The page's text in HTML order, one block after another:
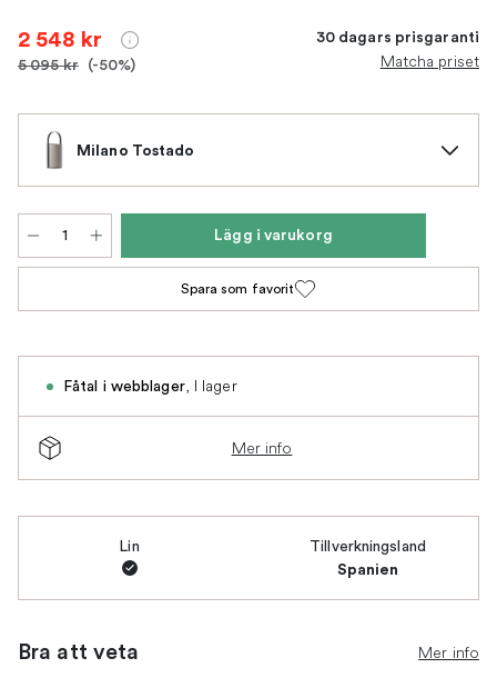
2 548 kr
5 095 kr (-50%)
30 dagars prisgaranti
Matcha priset
Milano Tostado
Lägg i varukorg
Spara som favorit
Fåtal i webblager, I lager
Mer info
Lin Tillverkningsland
Spanien
Bra att veta Mer info